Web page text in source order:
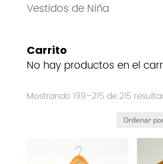
Vestidos de Niña
Carrito
No hay productos en el
Mostrando 199–215 de 215